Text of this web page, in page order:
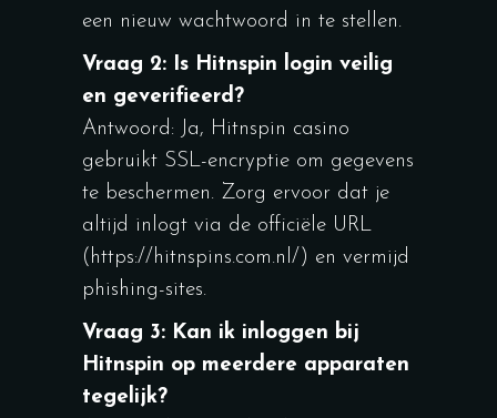
een nieuw wachtwoord in te stellen.
Vraag 2: Is Hitnspin login veilig
en geverifieerd?
Antwoord: Ja, Hitnspin casino
gebruikt SSL-encryptie om gegevens
te beschermen. Zorg ervoor dat je
altijd inlogt via de officiële URL
(https://hitnspins.com.nl/) en vermijd
phishing-sites.
Vraag 3: Kan ik inloggen bij
Hitnspin op meerdere apparaten
tegelijk?